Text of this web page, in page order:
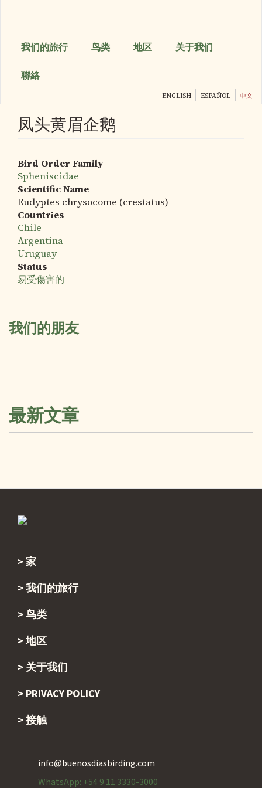
我们的旅行 鸟类 地区 关于我们
聯絡
ENGLISH ESPAÑOL 中文
凤头黄眉企鹅
Bird Order Family
Spheniscidae
Scientific Name
Eudyptes chrysocome (crestatus)
Countries
Chile
Argentina
Uruguay
Status
易受傷害的
我们的朋友
最新文章
Footer
家
我们的旅行
鸟类
地区
关于我们
PRIVACY POLICY
接触
info@buenosdiasbirding.com
WhatsApp: +54 9 11 3330-3000